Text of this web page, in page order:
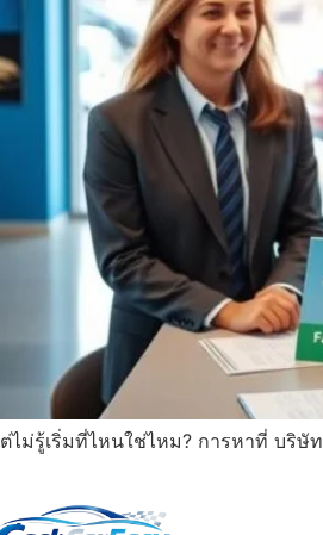
ไม่รู้เริ่มที่ไหนใช่ไหม? การหาที่ บริษั